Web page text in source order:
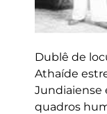
Dublê de
Athaíde
Jundiaiense
quadros